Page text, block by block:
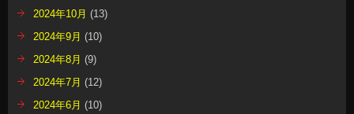
2024年10月 (13)
2024年9月 (10)
2024年8月 (9)
2024年7月 (12)
2024年6月 (10)